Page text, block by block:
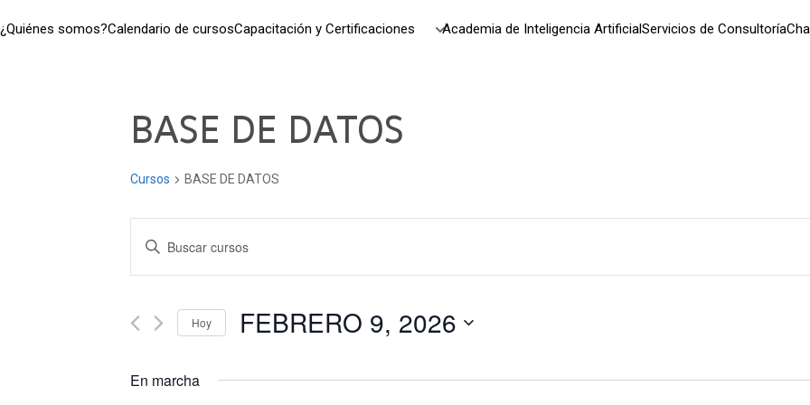
¿Quiénes somos?Calendario de cursosCapacitación y Certificaciones Academia de Inteligencia ArtificialServicios de Consultoría
BASE DE DATOS
Cursos BASE DE DATOS
Navegación
de
búsqueda
y
Introduce
Busca
para
Hoy FEBRERO 9, 2026
En marcha